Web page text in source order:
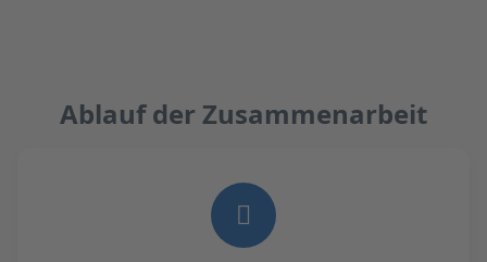
Ablauf der Zusammenarbeit